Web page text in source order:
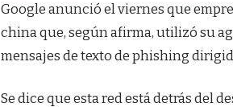
Google anunció el viernes que
china que, según afirma, utilizó su
mensajes de texto de phishing
Se dice que esta red está detrás del